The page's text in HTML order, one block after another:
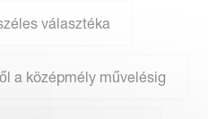
választéka
a középmély művelésig